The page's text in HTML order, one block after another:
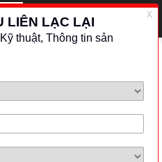
(Phần 1):
hảo cho các
nghiệp